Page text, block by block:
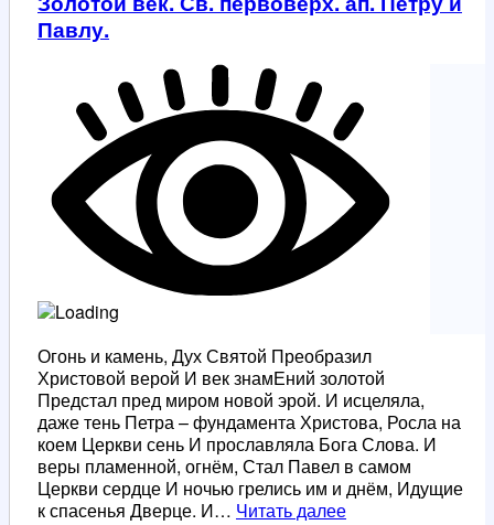
Павлу.
Огонь и камень, Дух Святой Преобразил
Христовой верой И век знамЕний золотой
Предстал пред миром новой эрой. И исцеляла,
даже тень Петра – фундамента Христова, Росла на
коем Церкви сень И прославляла Бога Слова. И
веры пламенной, огнём, Стал Павел в самом
Церкви сердце И ночью грелись им и днём, Идущие
к спасенья Дверце. И… Читать далееЗолотой